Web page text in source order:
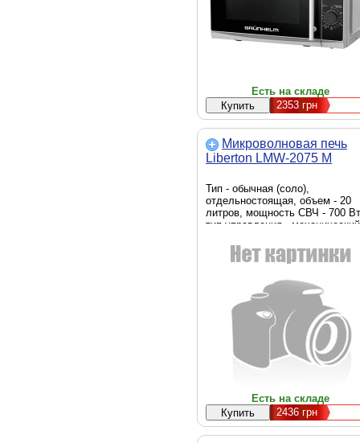
Есть на складе
2353 грн
Микроволновая печь
Liberton LMW-2075 M
Тип - обычная (соло),
отдельностоящая, объем - 20
литров, мощность СВЧ - 700
тип управления -
255 мм, подсветка камеры,
таймер, звуковой сигнал,
440 мм, Глубина - 355 мм,
- 259 мм, вес - 11 кг, белый
Есть на складе
2436 грн